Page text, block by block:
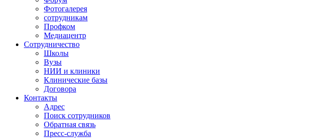
Фотогалерея
сотрудникам
Профком
Медиацентр
Сотрудничество
Школы
Вузы
НИИ и клиники
Клинические базы
Договора
Контакты
Адрес
Поиск сотрудников
Обратная связь
Пресс-служба